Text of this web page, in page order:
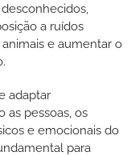
a ruídos
e aumentar o
adaptar
as pessoas, os
e emocionais do
para